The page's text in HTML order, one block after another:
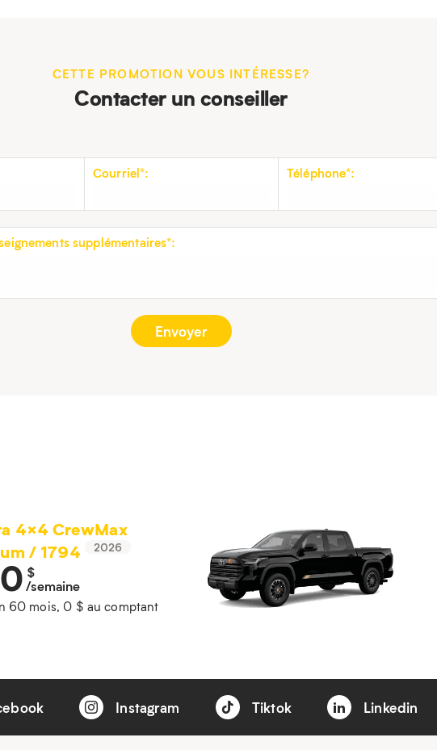
CETTE PROMOTION VOUS INTÉRESSE?
Contacter un conseiller
Courriel*: Téléphone*:
supplémentaires*:
4×4 CrewMax
/ 1794
2026
$
/semaine
60 mois, 0 $ au comptant
Instagram Tiktok Linkedin